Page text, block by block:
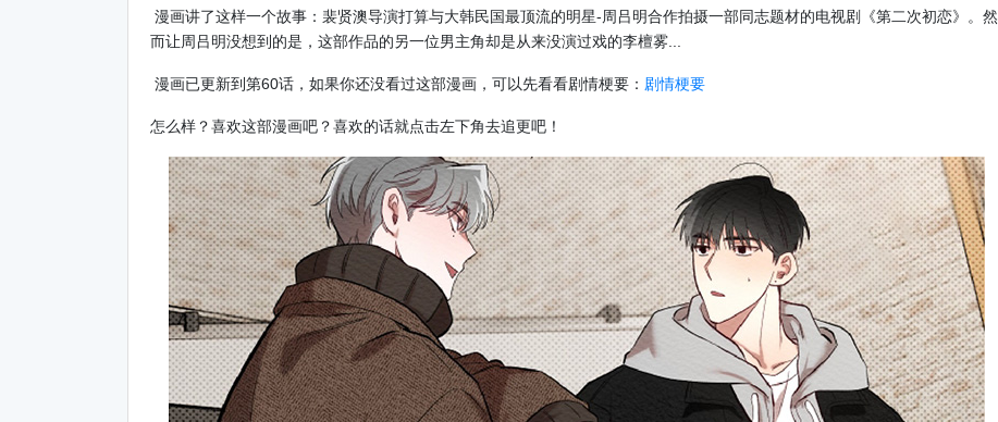
漫画讲了这样一个故事：裴贤澳导演打算与大韩民国最顶流的明星-周吕明合作拍摄一部同志题材的电视剧《第二次初恋》。然
而让周吕明没想到的是，这部作品的另一位男主角却是从来没演过戏的李檀雾...
漫画已更新到第60话，如果你还没看过这部漫画，可以先看看剧情梗要： 剧情梗要
怎么样？喜欢这部漫画吧？喜欢的话就点击左下角去追更吧！